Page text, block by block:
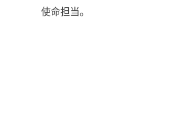
使命担当。